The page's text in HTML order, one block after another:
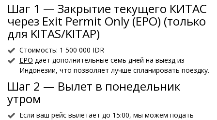
Шаг 1 — Закрытие текущего КИТАС
через Exit Permit Only (EPO) (только
для KITAS/KITAP)
Стоимость: 1 500 000 IDR
EPO дает дополнительные семь дней на выезд из
Индонезии, что позволяет лучше спланировать поездку.
Шаг 2 — Вылет в понедельник
утром
Если ваш рейс вылетает до 15:00, мы можем подать